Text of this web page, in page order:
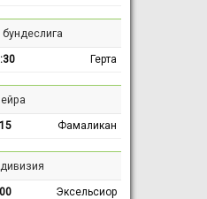
Герта
Фамаликан
Эксельсиор